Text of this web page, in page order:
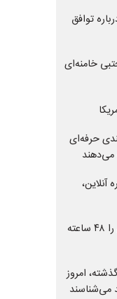
توافق
خامنه‌ای
حرفه‌ای
می‌دهند
آنلاین،
پزشکیان: نقشه کشیده بودند ایران را ۴۸ ساعته
امروز
می‌شناسند